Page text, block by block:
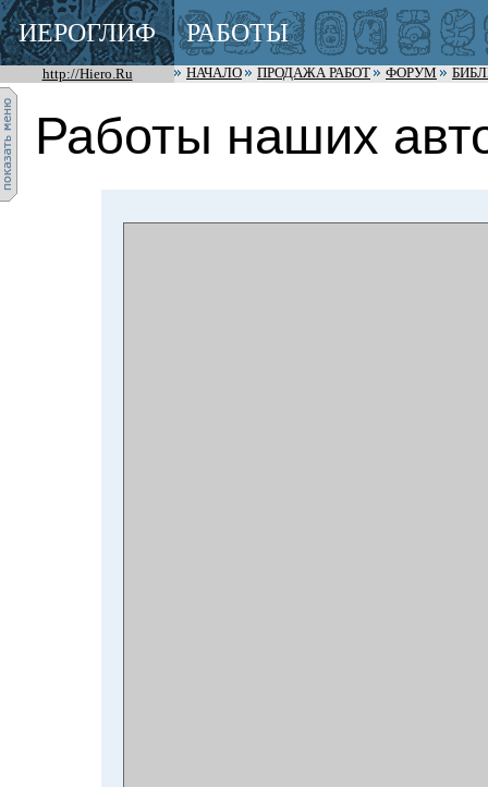
ИЕРОГЛИФ РАБОТЫ
http://Hiero.Ru НАЧАЛО ПРОДАЖА РАБОТ ФОРУМ
Работы наших